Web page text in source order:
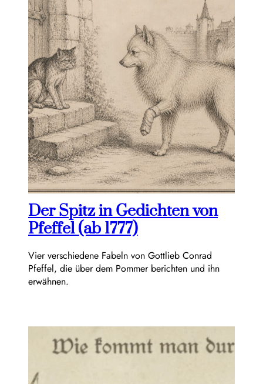
Der Spitz in Gedichten von
Pfeffel (ab 1777)
Vier verschiedene Fabeln von Gottlieb Conrad
Pfeffel, die über dem Pommer berichten und ihn
erwähnen.